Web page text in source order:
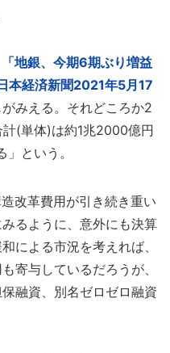
「地銀、今期6期ぶり増益
本経済新聞2021年5月17
みえる。それどころか2
(単体)は約1兆2000億円
という。
改革費用が引き続き重い
るように、意外にも決算
による市況を考えれば、
寄与しているだろうが、
融資、別名ゼロゼロ融資